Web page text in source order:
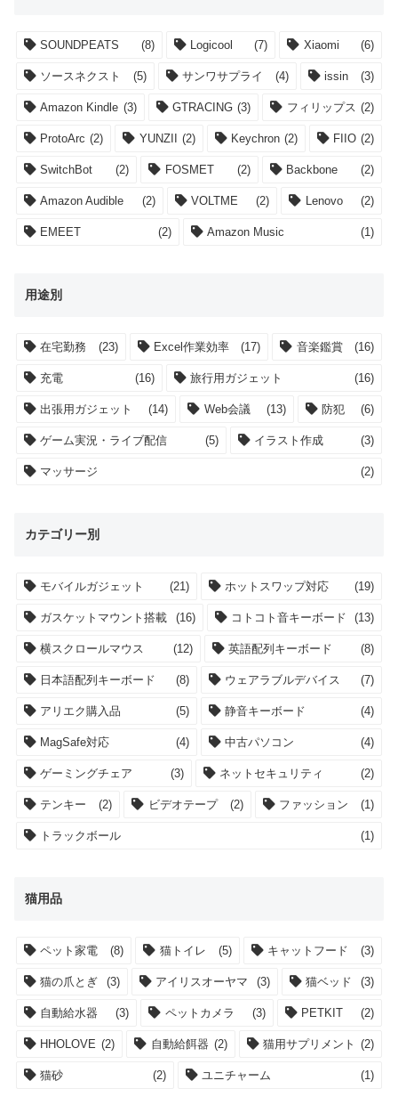
SOUNDPEATS (8) Logicool (7) Xiaomi (6)
ソースネクスト (5) サンワサプライ (4) issin (3)
Amazon Kindle (3) GTRACING (3) フィリップス (2)
ProtoArc (2) YUNZII (2) Keychron (2) FIIO (2)
SwitchBot (2) FOSMET (2) Backbone (2)
Amazon Audible (2) VOLTME (2) Lenovo (2)
EMEET (2) Amazon Music (1)
用途別
在宅勤務 (23) Excel作業効率 (17) 音楽鑑賞 (16)
充電 (16) 旅行用ガジェット (16)
出張用ガジェット (14) Web会議 (13) 防犯 (6)
ゲーム実況・ライブ配信 (5) イラスト作成 (3)
マッサージ (2)
カテゴリー別
モバイルガジェット (21) ホットスワップ対応 (19)
ガスケットマウント搭載 (16) コトコト音キーボード (13)
横スクロールマウス (12) 英語配列キーボード (8)
日本語配列キーボード (8) ウェアラブルデバイス (7)
アリエク購入品 (5) 静音キーボード (4)
MagSafe対応 (4) 中古パソコン (4)
ゲーミングチェア (3) ネットセキュリティ (2)
テンキー (2) ビデオテープ (2) ファッション (1)
トラックボール (1)
猫用品
ペット家電 (8) 猫トイレ (5) キャットフード (3)
猫の爪とぎ (3) アイリスオーヤマ (3) 猫ベッド (3)
自動給水器 (3) ペットカメラ (3) PETKIT (2)
HHOLOVE (2) 自動給餌器 (2) 猫用サプリメント (2)
猫砂 (2) ユニチャーム (1)